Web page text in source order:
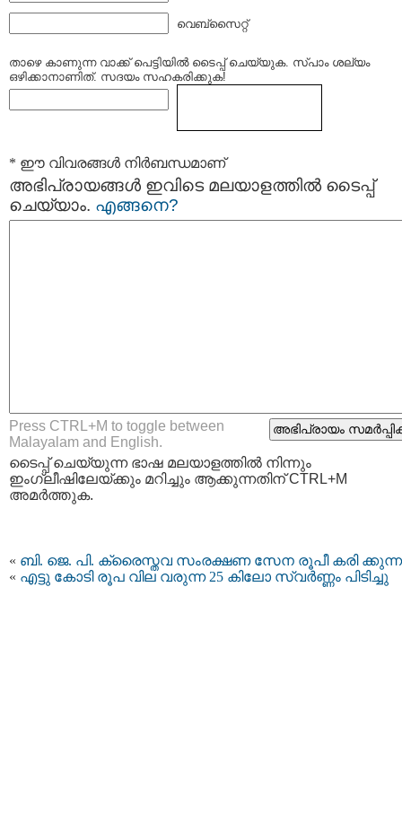
വെബ്സൈറ്റ്
താഴെ കാണുന്ന വാക്ക് പെട്ടിയില്‍ ടൈപ്പ്‌ ചെയ്യുക. സ്പാം ശല്യം
ഒഴിക്കാനാണിത്. സദയം സഹകരിക്കുക!
* ഈ വിവരങ്ങള്‍ നിര്‍ബന്ധമാണ്
അഭിപ്രായങ്ങള്‍ ഇവിടെ മലയാളത്തില്‍ ടൈപ്പ്
ചെയ്യാം. എങ്ങനെ?
Press CTRL+M to toggle between
Malayalam and English.
ടൈപ്പ്‌ ചെയ്യുന്ന ഭാഷ മലയാളത്തില്‍ നിന്നും
ഇംഗ്ലീഷിലേയ്ക്കും മറിച്ചും ആക്കുന്നതിന് CTRL+M
അമര്‍ത്തുക.
« ബി. ജെ. പി. ക്രൈസ്തവ സംരക്ഷണ സേന രൂപീ കരി
« എട്ടു കോടി രൂപ വില വരുന്ന 25 കിലോ സ്വർണ്ണം പിടിച്ചു